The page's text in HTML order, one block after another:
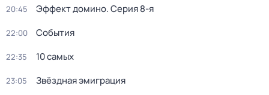
20:45 Эффект домино. Серия 8-я
22:00 События
22:35 10 самых
23:05 Звёздная эмиграция